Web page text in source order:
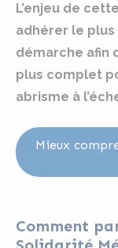
L’enjeu de
adhérer le
démarche afin
plus complet
abrisme à
Mieux
Comment